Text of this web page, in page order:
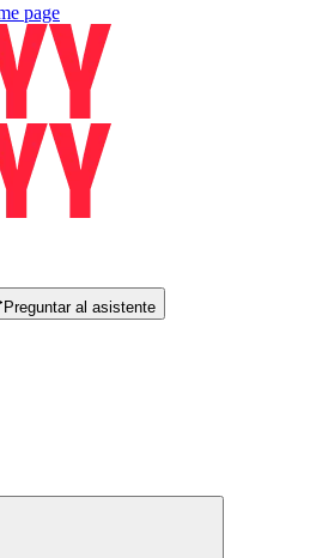
page
Preguntar al asistente